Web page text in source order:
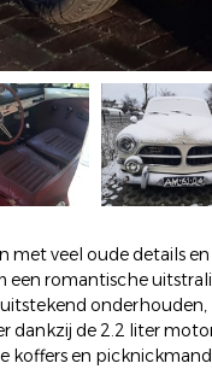
met veel oude details
een romantische
dankzij de 2.2 liter
koffers en